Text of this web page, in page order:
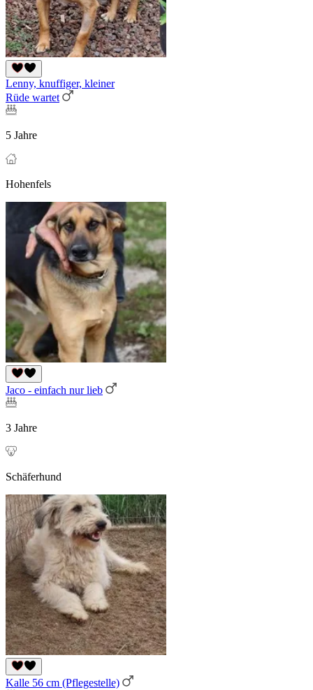
Lenny, knuffiger, kleiner
Rüde wartet
5 Jahre
Hohenfels
Jaco - einfach nur lieb
3 Jahre
Schäferhund
Kalle 56 cm (Pflegestelle)